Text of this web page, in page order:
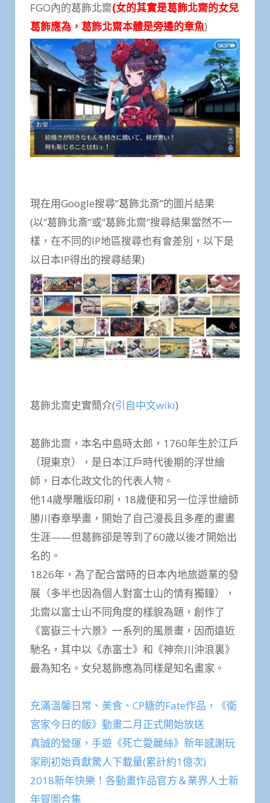
FGO內的葛飾北齋(女的其實是葛飾北齋的女兒
葛飾應為，葛飾北齋本體是旁邊的章魚)
現在用Google搜尋”葛飾北斎”的圖片結果
(以”葛飾北斎”或”葛飾北齋”搜尋結果當然不一
樣，在不同的IP地區搜尋也有會差別，以下是
以日本IP得出的搜尋結果)
葛飾北齋史實簡介(引自中文wiki)
葛飾北齋，本名中島時太郎，1760年生於江戶
（現東京），是日本江戶時代後期的浮世繪
師，日本化政文化的代表人物。
他14歲學雕版印刷，18歲便和另一位浮世繪師
勝川春章學畫，開始了自己漫長且多產的畫畫
生涯——但葛飾卻是等到了60歲以後才開始出
名的。
1826年，為了配合當時的日本內地旅遊業的發
展（多半也因為個人對富士山的情有獨鐘），
北齋以富士山不同角度的樣貌為題，創作了
《富嶽三十六景》一系列的風景畫，因而遠近
馳名，其中以《赤富士》和《神奈川沖浪裏》
最為知名。女兒葛飾應為同樣是知名畫家。
充滿溫馨日常、美食、CP糖的Fate作品，《衛
宮家今日的飯》動畫二月正式開始放送
真誠的營運，手遊《死亡愛麗絲》新年感謝玩
家刷初始貢獻驚人下載量(累計約1億次)
2018新年快樂！各動畫作品官方＆業界人士新
年賀圖合集